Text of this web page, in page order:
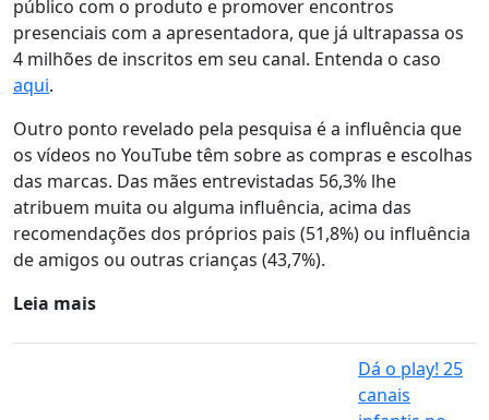
público com o produto e promover encontros
presenciais com a apresentadora, que já ultrapassa os
4 milhões de inscritos em seu canal. Entenda o caso
aqui.
Outro ponto revelado pela pesquisa é a influência que
os vídeos no YouTube têm sobre as compras e escolhas
das marcas. Das mães entrevistadas 56,3% lhe
atribuem muita ou alguma influência, acima das
recomendações dos próprios pais (51,8%) ou influência
de amigos ou outras crianças (43,7%).
Leia mais
Dá o play! 25
canais